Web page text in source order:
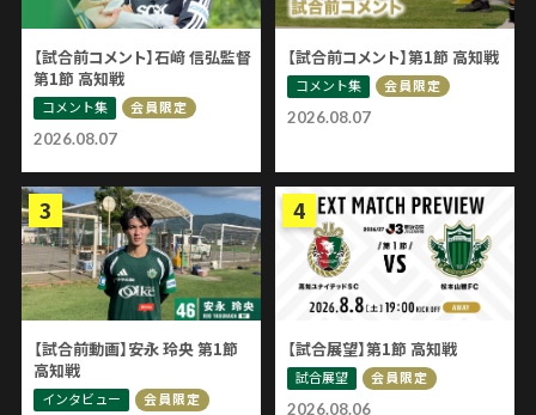
2026.08.07
【試合前コメント】石﨑 信弘監督
第1節 高知戦
コメント集 会員限定
2026.08.07
【試合前コメント】第1節 高知戦
コメント集 会員限定
【試合前動画】安永 玲央 第1節
高知戦
インタビュー 会員限定
2026.08.06
【試合展望】第1節 高知戦
試合展望 会員限定